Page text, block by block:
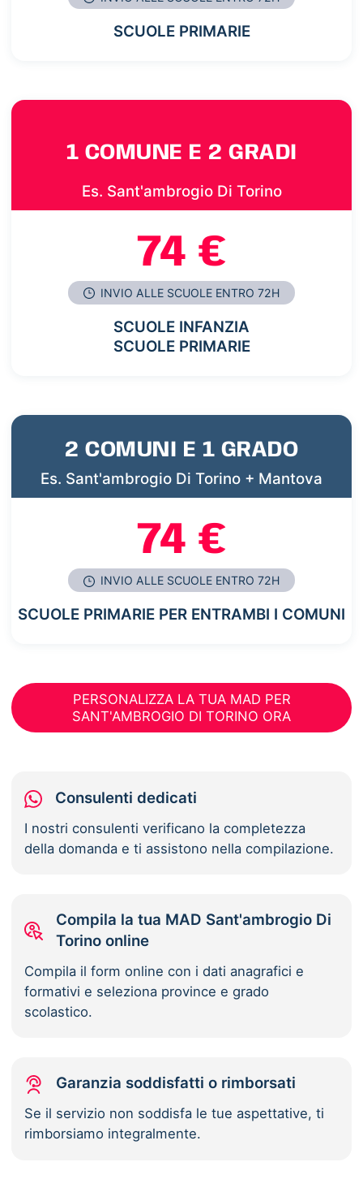
SCUOLE PRIMARIE
1 COMUNE E 2 GRADI
Es. Sant'ambrogio Di Torino
74 €
INVIO ALLE SCUOLE ENTRO 72H
SCUOLE INFANZIA
SCUOLE PRIMARIE
2 COMUNI E 1 GRADO
Es. Sant'ambrogio Di Torino + Mantova
74 €
INVIO ALLE SCUOLE ENTRO 72H
SCUOLE PRIMARIE PER ENTRAMBI I COMUNI
PERSONALIZZA LA TUA MAD PER
SANT'AMBROGIO DI TORINO ORA
Consulenti dedicati
I nostri consulenti verificano la completezza
della domanda e ti assistono nella compilazione.
Compila la tua MAD Sant'ambrogio Di
Torino online
Compila il form online con i dati anagrafici e
formativi e seleziona province e grado
scolastico.
Garanzia soddisfatti o rimborsati
Se il servizio non soddisfa le tue aspettative, ti
rimborsiamo integralmente.